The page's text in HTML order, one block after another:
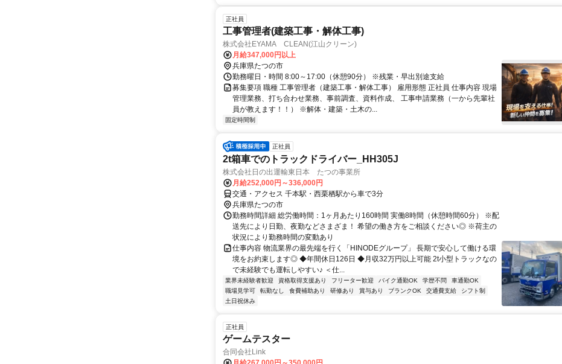
正社員
工事管理者(建築工事・解体工事)
株式会社EYAMA CLEAN(江山クリーン)
月給347,000円以上
兵庫県たつの市
勤務曜日・時間 8:00～17:00（休憩90分） ※残業・早出別途支給
募集要項 職種 工事管理者（建築工事・解体工事） 雇用形態 正社員 仕事内容 現場
管理業務、打ち合わせ業務、事前調査、資料作成、 工事申請業務（一から先輩社
員が教えます！！） ※解体・建築・土木の...
固定時間制
正社員
2t箱車でのトラックドライバー_HH305J
株式会社日の出運輸東日本 たつの事業所
月給252,000円～336,000円
交通・アクセス 千本駅・西栗栖駅から車で3分
兵庫県たつの市
勤務時間詳細 総労働時間：1ヶ月あたり160時間 実働8時間（休憩時間60分） ※配
送先により日勤、夜勤などさまざま！ 希望の働き方をご相談ください◎ ※荷主の
状況により勤務時間の変動あり
仕事内容 物流業界の最先端を行く「HINODEグループ」 長期で安心して働ける環
境をお約束します◎ ◆年間休日126日 ◆月収32万円以上可能 2t小型トラックなの
で未経験でも運転しやすい♪ ＜仕...
業界未経験者歓迎 資格取得支援あり フリーター歓迎 バイク通勤OK 学歴不問
車通勤OK
職場見学可
転勤なし 食費補助あり 研修あり 賞与あり ブランクOK 交通費支給
シフト制
土日祝休み
正社員
ゲームテスター
合同会社Link